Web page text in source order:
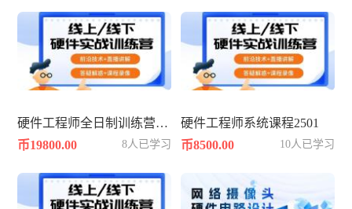
硬件工程师全日制训练营2504期
币19800.00
8人已学习
硬件工程师系统课程2501
币8500.00
10人已学习